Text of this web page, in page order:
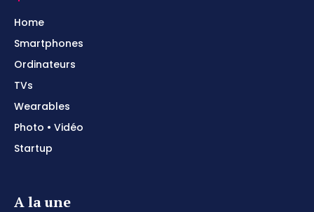
Home
Smartphones
Ordinateurs
TVs
Wearables
Photo • Vidéo
Startup
A la une